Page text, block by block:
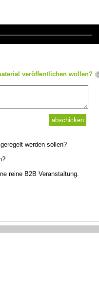
veröffentlichen wollen?
werden sollen?
reine B2B Veranstaltung.